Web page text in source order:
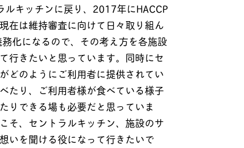
キッチンに戻り、2017年にHACCP
在は維持審査に向けて日々取り組ん
化になるので、その考え方を各施設
行きたいと思っています。同時にセ
どのようにご利用者に提供されてい
たり、ご利用者様が食べている様子
りできる場も必要だと思っていま
そ、セントラルキッチン、施設のサ
いを聞ける役になって行きたいで